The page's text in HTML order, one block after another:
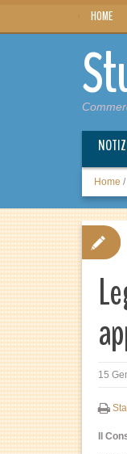
HOME
Home /
15
Il